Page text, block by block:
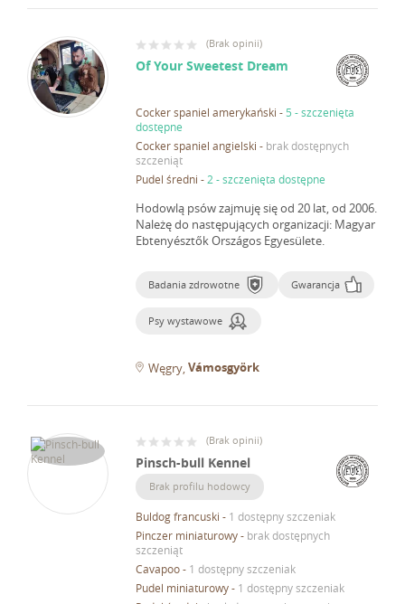
(Brak opinii)
Of Your Sweetest Dream
Cocker spaniel amerykański - 5 - szczenięta
dostępne
Cocker spaniel angielski - brak dostępnych
szczeniąt
Pudel średni - 2 - szczenięta dostępne
Hodowlą psów zajmuję się od 20 lat, od 2006.
Należę do następujących organizacji: Magyar
Ebtenyésztők Országos Egyesülete.
Badania zdrowotne Gwarancja
Psy wystawowe
Węgry Vámosgyörk
(Brak opinii)
Pinsch-bull Kennel
Brak profilu hodowcy
Buldog francuski - 1 dostępny szczeniak
Pinczer miniaturowy- brak dostępnych
szczeniąt
Cavapoo- 1 dostępny szczeniak
Pudel miniaturowy- 1 dostępny szczeniak